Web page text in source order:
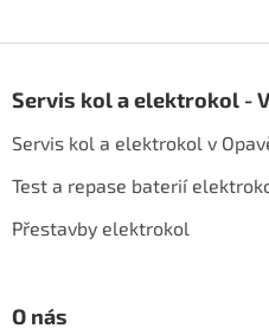
pServis kol a elektrokol -
Servis kol a elektrokol v
Test a repase baterií
Přestavby elektrokol
O nás